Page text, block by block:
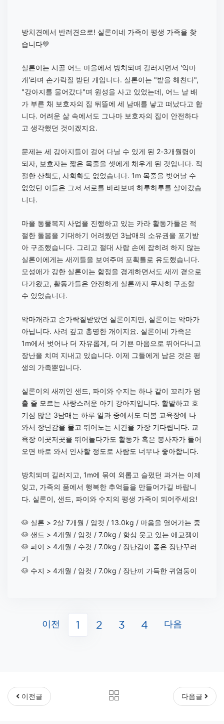
방치견에서 반려견으로! 실론이네 가족이 평생 가족을 찾
습니다💛
실론이는 시골 어느 마을에서 방치되며 길러지면서 '악마
개'라며 손가락질 받던 개입니다. 실론이는 "밭을 해친다",
"강아지를 물어갔다"며 원성을 사고 있었는데, 어느 날 배
가 부른 채 보호자의 집 뒤뜰에 세 남매를 낳고 떠났다고 합
니다. 어려운 삶 속에서도 그나마 보호자의 집이 안전하다
고 생각했던 것이겠지요.
문제는 세 강아지들이 걸어 다닐 수 있게 된 2-3개월령이
되자, 보호자는 짧은 목줄을 셋에게 채우게 된 것입니다. 적
절한 산책도, 사회화도 없었습니다. 1m 목줄을 벗어날 수
없었던 이들은 그저 서로를 바라보며 하루하루를 살아갔습
니다.
마을 동물복지 사업을 진행하고 있는 카라 활동가들은 적
절한 돌봄을 기대하기 어려웠던 3남매의 소유권을 포기받
아 구조했습니다. 그리고 절대 사람 손에 잡히려 하지 않는
실론이에게는 새끼들을 보여주며 포획틀로 유도했습니다.
모성애가 강한 실론이는 함정을 경계하면서도 새끼 곁으로
다가왔고, 활동가들은 안전하게 실론까지 무사히 구조할
수 있었습니다.
악마개라고 손가락질받았던 실론이지만, 실론이는 악마가
아닙니다. 사려 깊고 총명한 개이지요. 실론이네 가족은
1m에서 벗어나 더 자유롭게, 더 기쁜 마음으로 뛰어다니고
장난을 치며 지내고 있습니다. 이제 그들에게 남은 것은 평
생의 가족뿐입니다.
실론이의 새끼인 샌드, 파이와 수지는 하나 같이 꼬리가 멈
출 줄 모르는 사랑스러운 아기 강아지입니다. 활발하고 호
기심 많은 3남매는 하루 일과 중에서도 더봄 교육장에 나
와서 장난감을 물고 뛰어노는 시간을 가장 기다립니다. 교
육장 이곳저곳을 뛰어놀다가도 활동가 혹은 봉사자가 들어
오면 바로 와서 인사할 정도로 사람도 너무나 좋아합니다.
방치되며 길러지고, 1m에 묶여 외롭고 슬펐던 과거는 이제
잊고, 가족의 품에서 행복한 추억들을 만들어가길 바랍니
다. 실론이, 샌드, 파이와 수지의 평생 가족이 되어주세요!
🐶 실론 > 2살 7개월 / 암컷 / 13.0kg / 마음을 열어가는 중
🐶 샌드 > 4개월 / 암컷 / 7.0kg / 항상 웃고 있는 애교쟁이
🐶 파이 > 4개월 / 수컷 / 7.0kg / 장난감이 좋은 장난꾸러
기
🐶 수지 > 4개월 / 암컷 / 7.0kg / 장난끼 가득한 귀염둥이
이전 1 2 3 4 다음
이전글 다음글